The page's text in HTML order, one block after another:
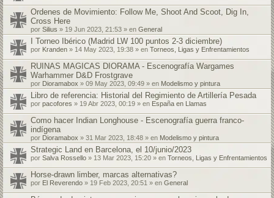
Ordenes de Movimiento: Follow Me, Shoot And Scoot, Dig In,
Cross Here
por Silius » 19 Jun 2023, 21:53 » en General
I Torneo Ibérico (Madrid LW 100 puntos 2-3 diciembre)
por Kranden » 14 May 2023, 19:38 » en Torneos, Ligas y Enfrentamientos
RUINAS MAGICAS DIORAMA - Escenografía Wargames
Warhammer D&D Frostgrave
por Dioramabox » 09 May 2023, 09:49 » en Modelismo y pintura
Libro de referencia: Historial del Regimiento de Artillería Pesada
por pacofores » 19 Abr 2023, 00:19 » en España en Llamas
Como hacer Indian Longhouse - Escenografía guerra franco-
indígena
por Dioramabox » 31 Mar 2023, 18:48 » en Modelismo y pintura
Strategic Land en Barcelona, el 10/junio/2023
por Salva Rossello » 13 Mar 2023, 15:20 » en Torneos, Ligas y Enfrentamientos
Horse-drawn limber, marcas alternativas?
por El Reverendo » 19 Feb 2023, 20:51 » en General